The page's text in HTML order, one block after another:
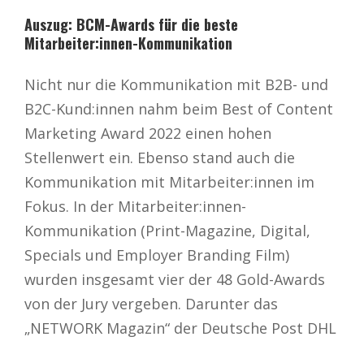
Auszug: BCM-Awards für die beste
Mitarbeiter:innen-Kommunikation
Nicht nur die Kommunikation mit B2B- und
B2C-Kund:innen nahm beim Best of Content
Marketing Award 2022 einen hohen
Stellenwert ein. Ebenso stand auch die
Kommunikation mit Mitarbeiter:innen im
Fokus. In der Mitarbeiter:innen-
Kommunikation (Print-Magazine, Digital,
Specials und Employer Branding Film)
wurden insgesamt vier der 48 Gold-Awards
von der Jury vergeben. Darunter das
„NETWORK Magazin“ der Deutsche Post DHL